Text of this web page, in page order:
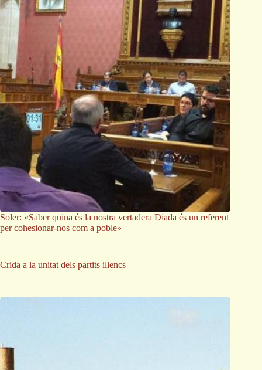
Soler: «Saber quina és la nostra vertadera Diada és un referent
per cohesionar-nos com a poble»
Crida a la unitat dels partits illencs